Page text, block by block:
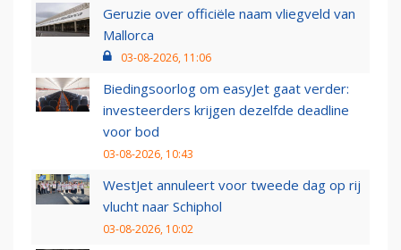
Geruzie over officiële naam vliegveld van
Mallorca
03-08-2026, 11:06
Biedingsoorlog om easyJet gaat verder:
investeerders krijgen dezelfde deadline
voor bod
03-08-2026, 10:43
WestJet annuleert voor tweede dag op rij
vlucht naar Schiphol
03-08-2026, 10:02